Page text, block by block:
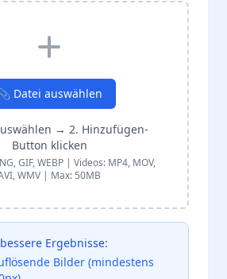
Datei auswählen
→ 2. Hinzufügen-
Button klicken
GIF, WEBP | Videos: MP4, MOV,
WMV | Max: 50MB
Ergebnisse:
Bilder (mindestens